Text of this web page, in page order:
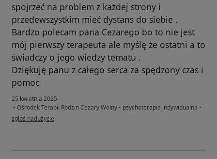
spojrzeć na problem z każdej strony i
przedewszystkim mieć dystans do siebie .
Bardzo polecam pana Cezarego bo to nie jest
mój pierwszy terapeuta ale myślę że ostatni a to
świadczy o jego wiedzy tematu .
Dziękuję panu z całego serca za spędzony czas i
pomoc
25 kwietnia 2025
• Ośrodek Terapii Rodzin Cezary Wolny • psychoterapia indywidualna •
w opinii użytkownika Krzysztof
zgłoś nadużycie